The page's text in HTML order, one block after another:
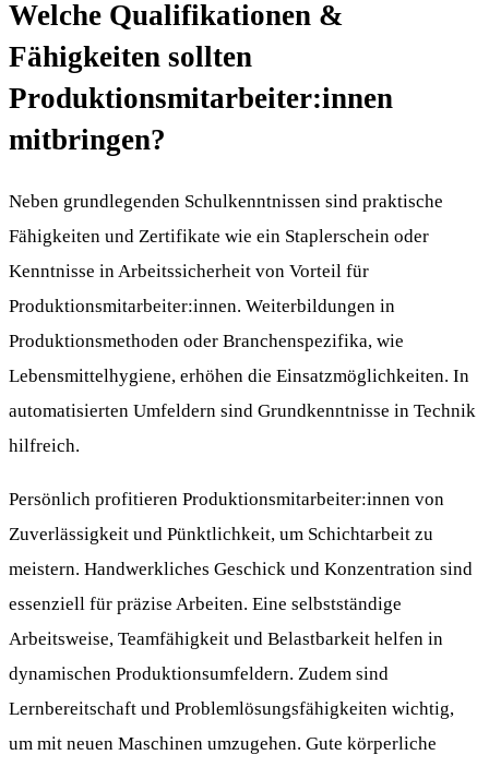
Welche Qualifikationen &
Fähigkeiten sollten
Produktionsmitarbeiter:innen
mitbringen?
Neben grundlegenden Schulkenntnissen sind praktische
Fähigkeiten und Zertifikate wie ein Staplerschein oder
Kenntnisse in Arbeitssicherheit von Vorteil für
Produktionsmitarbeiter:innen. Weiterbildungen in
Produktionsmethoden oder Branchenspezifika, wie
Lebensmittelhygiene, erhöhen die Einsatzmöglichkeiten. In
automatisierten Umfeldern sind Grundkenntnisse in Technik
hilfreich.
Persönlich profitieren Produktionsmitarbeiter:innen von
Zuverlässigkeit und Pünktlichkeit, um Schichtarbeit zu
meistern. Handwerkliches Geschick und Konzentration sind
essenziell für präzise Arbeiten. Eine selbstständige
Arbeitsweise, Teamfähigkeit und Belastbarkeit helfen in
dynamischen Produktionsumfeldern. Zudem sind
Lernbereitschaft und Problemlösungsfähigkeiten wichtig,
um mit neuen Maschinen umzugehen. Gute körperliche